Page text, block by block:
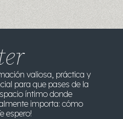
valiosa, práctica y
para que pases de la
íntimo donde
importa: cómo
espero!